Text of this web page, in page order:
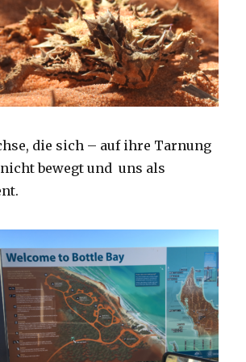
die sich – auf ihre Tarnung
bewegt und uns als